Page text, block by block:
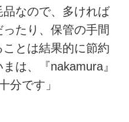
なので、多ければ
たり、保管の手間
とは結果的に節約
は、『nakamura』
分です」